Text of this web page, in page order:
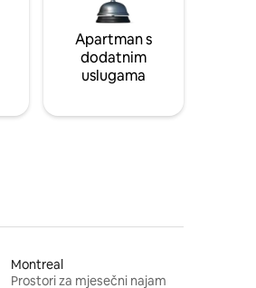
Apartman s
dodatnim
uslugama
Montreal
Prostori za mjesečni najam